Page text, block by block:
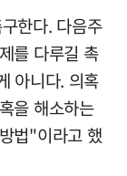
한다. 다음주
를 다루길 촉
아니다. 의혹
을 해소하는
법"이라고 했